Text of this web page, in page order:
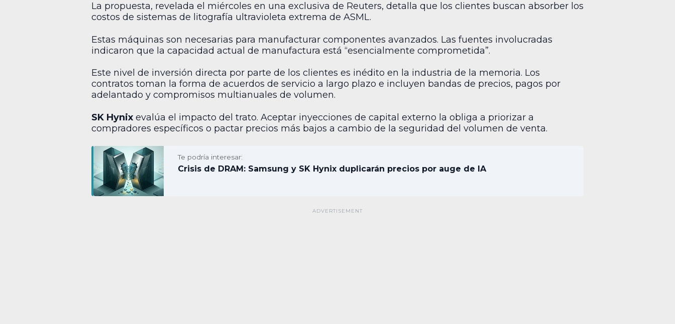
La propuesta, revelada el miércoles en una exclusiva de Reuters, detalla que los clientes buscan absorber los
costos de sistemas de litografía ultravioleta extrema de ASML.
Estas máquinas son necesarias para manufacturar componentes avanzados. Las fuentes involucradas
indicaron que la capacidad actual de manufactura está “esencialmente comprometida”.
Este nivel de inversión directa por parte de los clientes es inédito en la industria de la memoria. Los
contratos toman la forma de acuerdos de servicio a largo plazo e incluyen bandas de precios, pagos por
adelantado y compromisos multianuales de volumen.
SK Hynix evalúa el impacto del trato. Aceptar inyecciones de capital externo la obliga a priorizar a
compradores específicos o pactar precios más bajos a cambio de la seguridad del volumen de venta.
Te podría interesar:
Crisis de DRAM: Samsung y SK Hynix duplicarán precios por auge de IA